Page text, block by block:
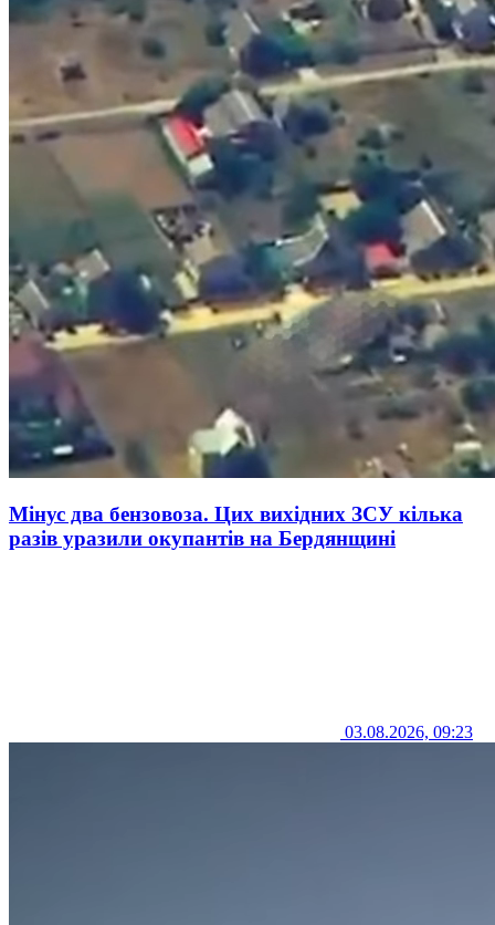
Мінус два бензовоза. Цих вихідних ЗСУ кілька
разів уразили окупантів на Бердянщині
03.08.2026, 09:23